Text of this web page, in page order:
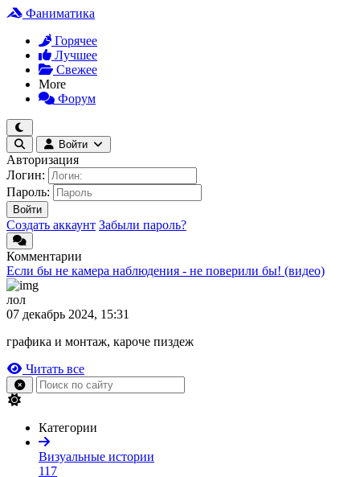
Фаниматика
Горячее
Лучшее
Свежее
More
Форум
Войти
Авторизация
Логин:
Пароль:
Войти
Создать аккаунт Забыли пароль?
Комментарии
Если бы не камера наблюдения - не поверили бы! (видео)
лол
07 декабрь 2024, 15:31
графика и монтаж, кароче пиздеж
Читать все
Категории
Визуальные истории
117